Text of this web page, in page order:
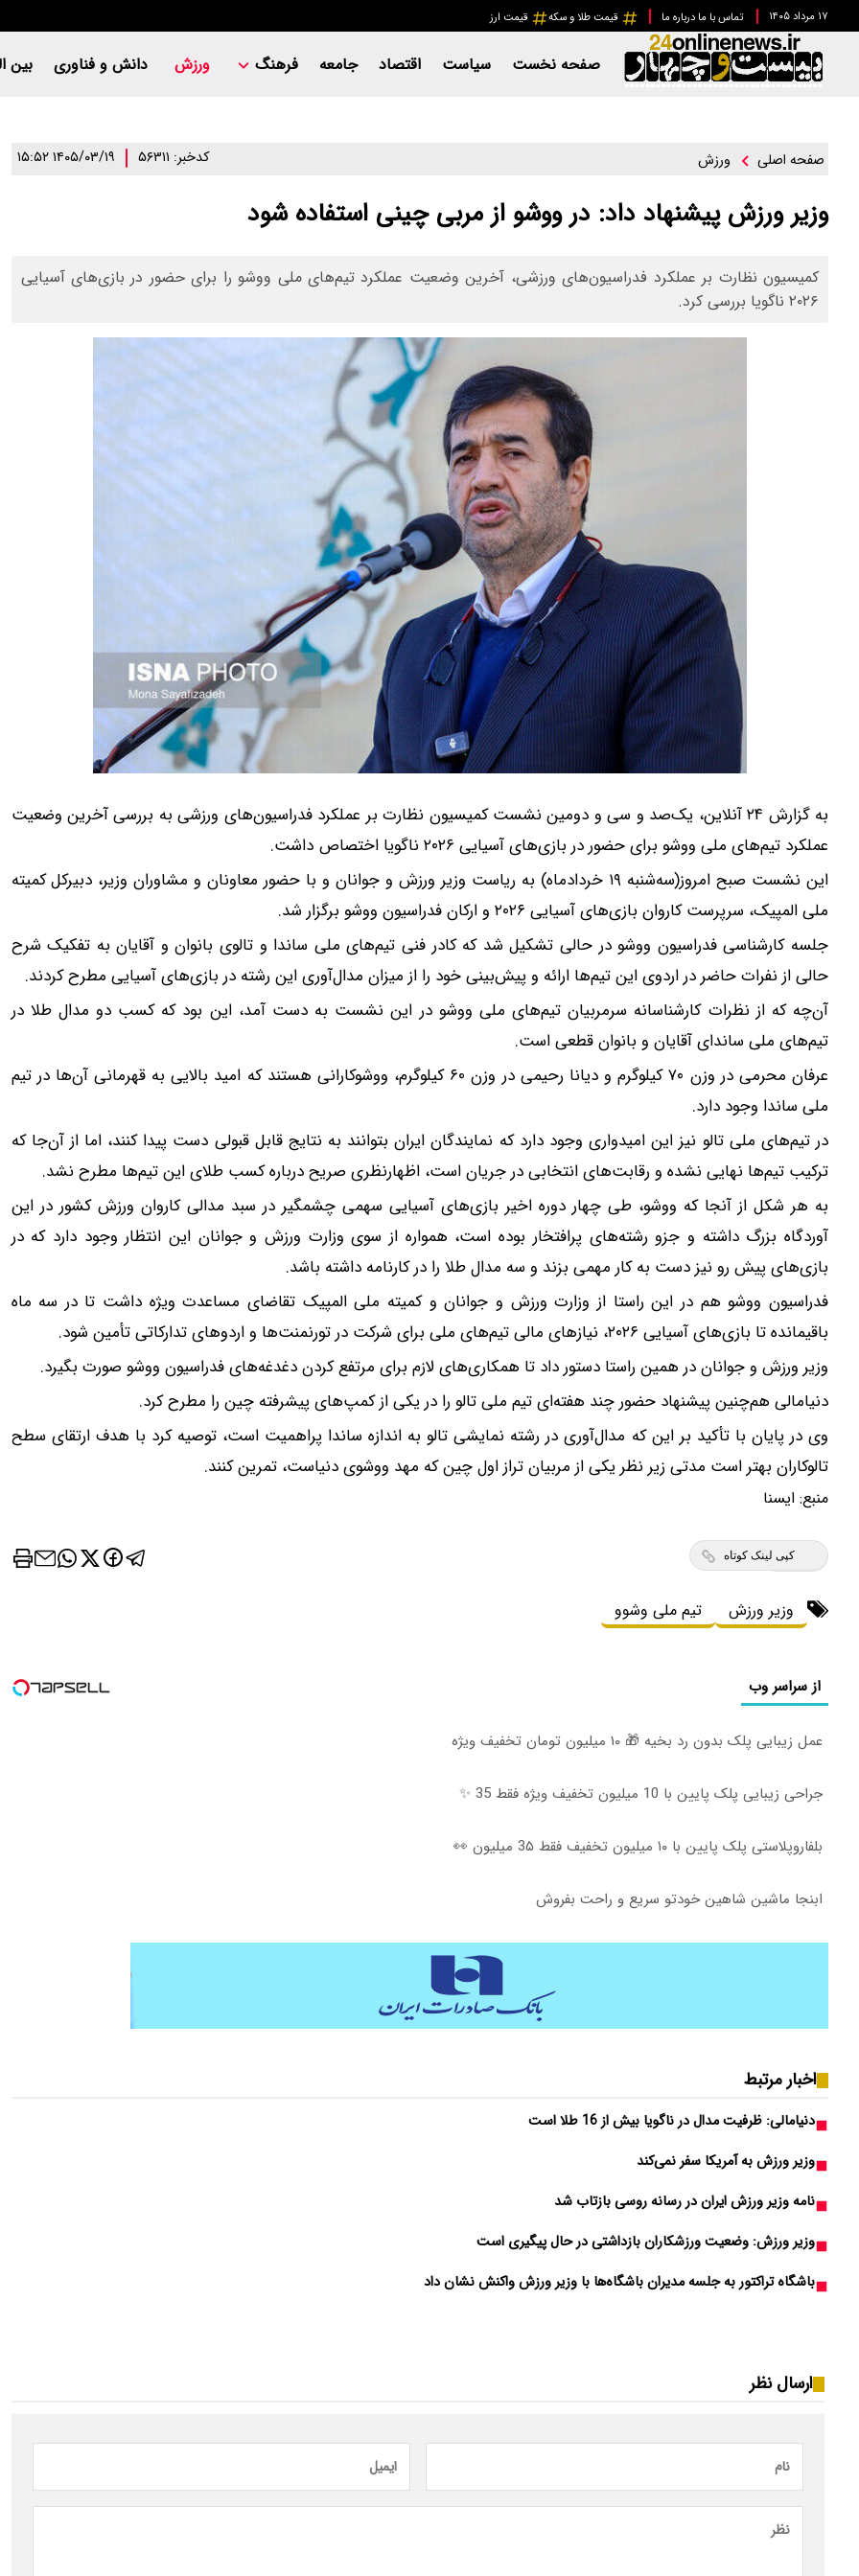
۱۷ مرداد ۱۴۰۵ تماس با ما درباره ما قیمت طلا و سکه قیمت ارز
صفحه نخست سیاست اقتصاد جامعه فرهنگ ورزش دانش و فناوری بین
صفحه اصلی ورزش کدخبر: ۵۶۳۱۱ ۱۴۰۵/۰۳/۱۹ ۱۵:۵۲
وزیر ورزش پیشنهاد داد: در ووشو از مربی چینی استفاده شود
کمیسیون نظارت بر عملکرد فدراسیون‌های ورزشی، آخرین وضعیت عملکرد تیم‌های ملی ووشو را برای حضور در بازی‌های آسیایی
۲۰۲۶ ناگویا بررسی کرد.
به گزارش ۲۴ آنلاین، یک‌صد و سی‌ و دومین نشست کمیسیون نظارت بر عملکرد فدراسیون‌های ورزشی به بررسی آخرین وضعیت
عملکرد تیم‌های ملی ووشو برای حضور در بازی‌های آسیایی ۲۰۲۶ ناگویا اختصاص داشت.
این نشست صبح امروز(سه‌شنبه ۱۹ خردادماه) به ریاست وزیر ورزش و جوانان و با حضور معاونان و مشاوران وزیر، دبیرکل کمیته
ملی المپیک، سرپرست کاروان بازی‌های آسیایی ۲۰۲۶ و ارکان فدراسیون ووشو برگزار شد.
جلسه کارشناسی فدراسیون ووشو در حالی تشکیل شد که کادر فنی تیم‌های ملی ساندا و تالوی بانوان و آقایان به تفکیک شرح
حالی از نفرات حاضر در اردوی این تیم‌ها ارائه و پیش‌بینی خود را از میزان مدال‌آوری این رشته در بازی‌های آسیایی مطرح کردند.
آن‌چه که از نظرات کارشناسانه سرمربیان تیم‌های ملی ووشو در این نشست به دست آمد، این بود که کسب دو مدال طلا در
تیم‌های ملی ساندای آقایان و بانوان قطعی است.
عرفان محرمی در وزن ۷۰ کیلوگرم و دیانا رحیمی در وزن ۶۰ کیلوگرم، ووشوکارانی هستند که امید بالایی به قهرمانی آن‌ها در تیم
ملی ساندا وجود دارد.
در تیم‌های ملی تالو نیز این امیدواری وجود دارد که نمایندگان ایران بتوانند به نتایج قابل قبولی دست پیدا کنند، اما از آن‌جا که
ترکیب تیم‌ها نهایی نشده و رقابت‌های انتخابی در جریان است، اظهارنظری صریح درباره کسب طلای این تیم‌ها مطرح نشد.
به هر شکل از آنجا که ووشو، طی چهار دوره اخیر بازی‌های آسیایی سهمی چشمگیر در سبد مدالی کاروان ورزش کشور در این
آوردگاه بزرگ داشته و جزو رشته‌های پرافتخار بوده است، همواره از سوی وزارت ورزش و جوانان این انتظار وجود دارد که در
بازی‌های پیش رو نیز دست به کار مهمی بزند و سه مدال طلا را در کارنامه داشته باشد.
فدراسیون ووشو هم در این راستا از وزارت ورزش و جوانان و کمیته ملی المپیک تقاضای مساعدت ویژه داشت تا در سه ماه
باقیمانده تا بازی‌های آسیایی ۲۰۲۶، نیازهای مالی تیم‌های ملی برای شرکت در تورنمنت‌ها و اردوهای تدارکاتی تأمین شود.
وزیر ورزش و جوانان در همین راستا دستور داد تا همکاری‌های لازم برای مرتفع کردن دغدغه‌های فدراسیون ووشو صورت بگیرد.
دنیامالی هم‌چنین پیشنهاد حضور چند هفته‌ای تیم ملی تالو را در یکی از کمپ‌های پیشرفته چین را مطرح کرد.
وی در پایان با تأکید بر این که مدال‌آوری در رشته نمایشی تالو به اندازه ساندا پراهمیت است، توصیه کرد با هدف ارتقای سطح
تالوکاران بهتر است مدتی زیر نظر یکی از مربیان تراز اول چین که مهد ووشوی دنیاست، تمرین کنند.
منبع: ايسنا
کپی لینک کوتاه
وزیر ورزش تیم ملی وشوو
از سراسر وب
عمل زیبایی پلک بدون رد بخیه 🎁 ۱۰ میلیون تومان تخفیف ویژه
جراحی زیبایی پلک پایین با 10 میلیون تخفیف ویژه فقط 35 ✨
بلفاروپلاستی پلک پایین با ۱۰ میلیون تخفیف فقط 3۵ میلیون 👀
ابنجا ماشین شاهین خودتو سریع و راحت بفروش
اخبار مرتبط
دنیامالی: ظرفیت مدال در ناگویا بیش از 16 طلا است
وزیر ورزش به آمریکا سفر نمی‌کند
نامه وزیر ورزش ایران در رسانه‌ روسی بازتاب شد
وزیر ورزش: وضعیت ورزشکاران بازداشتی در حال پیگیری است
باشگاه تراکتور به جلسه مدیران باشگاه‌ها با وزیر ورزش واکنش نشان داد
ارسال نظر